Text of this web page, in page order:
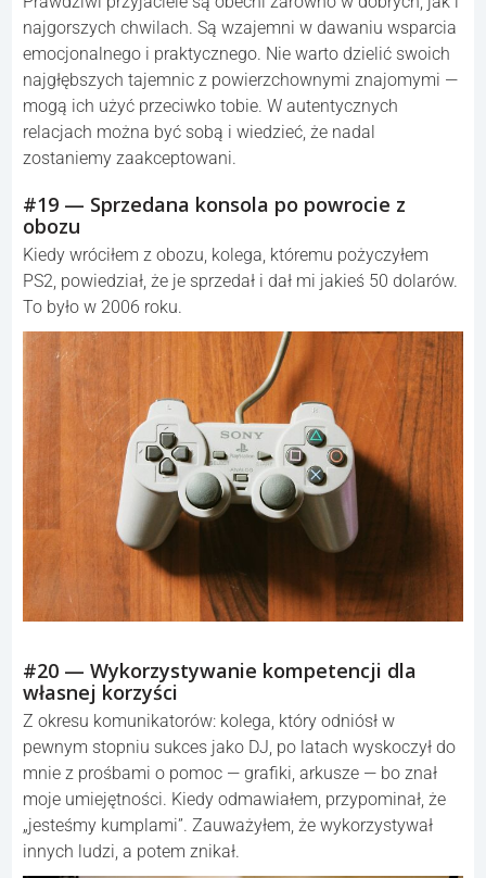
najgorszych chwilach. Są wzajemni w dawaniu wsparcia
emocjonalnego i praktycznego. Nie warto dzielić swoich
najgłębszych tajemnic z powierzchownymi znajomymi —
mogą ich użyć przeciwko tobie. W autentycznych
relacjach można być sobą i wiedzieć, że nadal
zostaniemy zaakceptowani.
#19 — Sprzedana konsola po powrocie z
obozu
Kiedy wróciłem z obozu, kolega, któremu pożyczyłem
PS2, powiedział, że je sprzedał i dał mi jakieś 50 dolarów.
To było w 2006 roku.
#20 — Wykorzystywanie kompetencji dla
własnej korzyści
Z okresu komunikatorów: kolega, który odniósł w
pewnym stopniu sukces jako DJ, po latach wyskoczył do
mnie z prośbami o pomoc — grafiki, arkusze — bo znał
moje umiejętności. Kiedy odmawiałem, przypominał, że
„jesteśmy kumplami”. Zauważyłem, że wykorzystywał
innych ludzi, a potem znikał.